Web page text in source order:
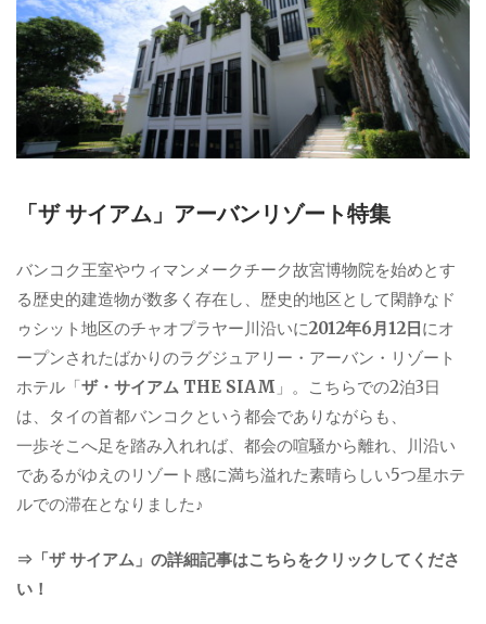
「ザ サイアム」アーバンリゾート特集
バンコク王室やウィマンメークチーク故宮博物院を始めとす
る歴史的建造物が数多く存在し、歴史的地区として閑静なド
ゥシット地区のチャオプラヤー川沿いに2012年6月12日にオ
ープンされたばかりのラグジュアリー・アーバン・リゾート
ホテル「ザ・サイアム THE SIAM 」。こちらでの2泊3日
は、タイの首都バンコクという都会でありながらも、
一歩そこへ足を踏み入れれば、都会の喧騒から離れ、川沿い
であるがゆえのリゾート感に満ち溢れた素晴らしい5つ星ホテ
ルでの滞在となりました♪
⇒「ザ サイアム」の詳細記事はこちらをクリックしてくださ
い！